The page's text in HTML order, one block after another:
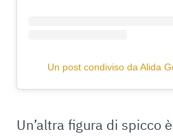
Un post condiviso da Alida
Un’altra figura di spicco è